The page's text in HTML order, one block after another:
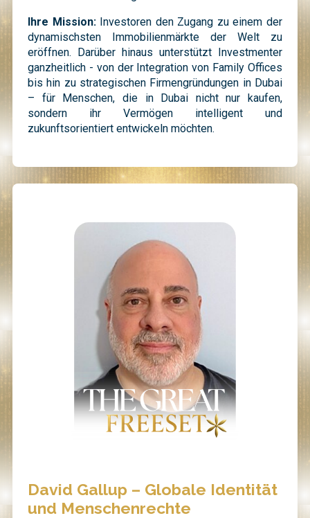
Ihre Mission: Investoren den Zugang zu einem der
dynamischsten Immobilienmärkte der Welt zu
eröffnen. Darüber hinaus unterstützt Investmenter
ganzheitlich - von der Integration von Family Offices
bis hin zu strategischen Firmengründungen in Dubai
– für Menschen, die in Dubai nicht nur kaufen,
sondern ihr Vermögen intelligent und
zukunftsorientiert entwickeln möchten.
David Gallup – Globale Identität
und Menschenrechte